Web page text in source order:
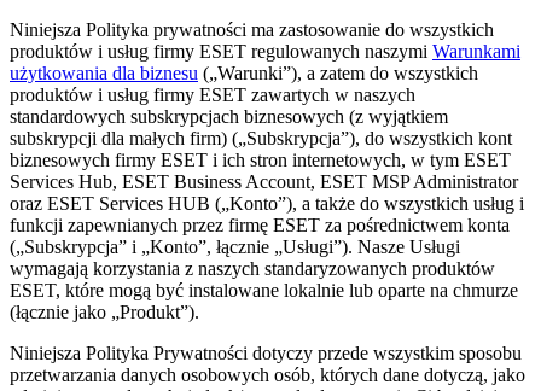
Niniejsza Polityka prywatności ma zastosowanie do wszystkich
produktów i usług firmy ESET regulowanych naszymi Warunkami
użytkowania dla biznesu („Warunki”), a zatem do wszystkich
produktów i usług firmy ESET zawartych w naszych
standardowych subskrypcjach biznesowych (z wyjątkiem
subskrypcji dla małych firm) („Subskrypcja”), do wszystkich kont
biznesowych firmy ESET i ich stron internetowych, w tym ESET
Services Hub, ESET Business Account, ESET MSP Administrator
oraz ESET Services HUB („Konto”), a także do wszystkich usług i
funkcji zapewnianych przez firmę ESET za pośrednictwem konta
(„Subskrypcja” i „Konto”, łącznie „Usługi”). Nasze Usługi
wymagają korzystania z naszych standaryzowanych produktów
ESET, które mogą być instalowane lokalnie lub oparte na chmurze
(łącznie jako „Produkt”).
Niniejsza Polityka Prywatności dotyczy przede wszystkim sposobu
przetwarzania danych osobowych osób, których dane dotyczą, jako